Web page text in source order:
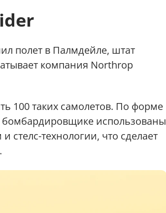
полет в Палмдейле, штат
компания Northrop
100 таких самолетов. По форме
использованы
стелс-технологии, что сделает